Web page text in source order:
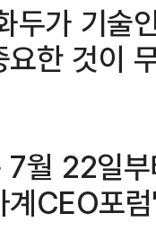
두가 기술
한 것이
7월 22일
CEO포